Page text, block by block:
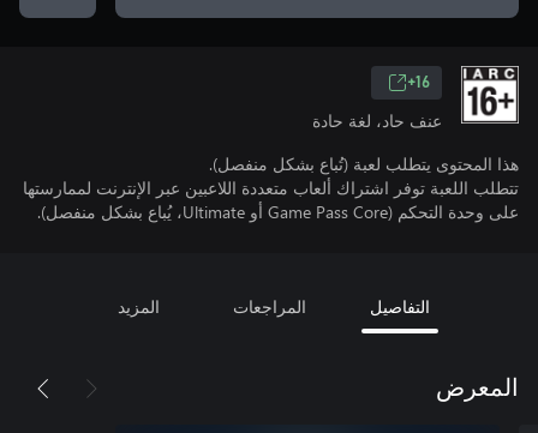
16+
عنف حاد، لغة حادة
هذا المحتوى يتطلب لعبة (تُباع بشكل منفصل).
تتطلب اللعبة توفر اشتراك ألعاب متعددة اللاعبين عبر الإنترنت لممارستها
على وحدة التحكم (Game Pass Core أو Ultimate، يُباع بشكل منفصل).
التفاصيل المراجعات المزيد
المعرض